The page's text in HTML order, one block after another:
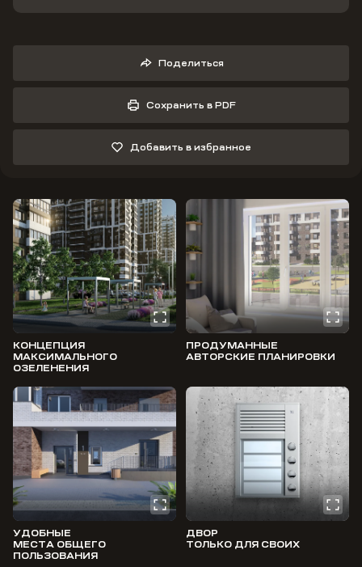
Поделиться
Сохранить в PDF
Добавить в избранное
КОНЦЕПЦИЯ
МАКСИМАЛЬНОГО
ОЗЕЛЕНЕНИЯ
ПРОДУМАННЫЕ
АВТОРСКИЕ ПЛАНИРОВКИ
УДОБНЫЕ
МЕСТА ОБЩЕГО
ПОЛЬЗОВАНИЯ
ДВОР
ТОЛЬКО ДЛЯ СВОИХ